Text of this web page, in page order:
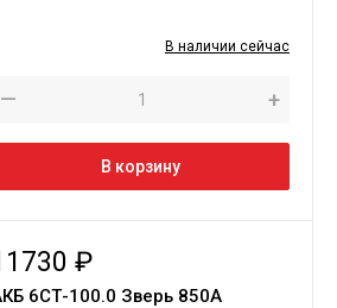
В наличии сейчас
— +
В корзину
₽
6СТ-100.0 Зверь 850A